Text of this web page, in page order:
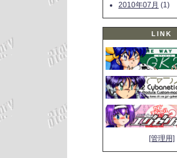
2010年07月 (1)
LINK
[管理用]